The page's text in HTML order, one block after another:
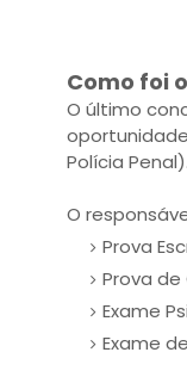
Como foi
O último
Polícia Penal).
O
Prova
Prova
Exame
Exame